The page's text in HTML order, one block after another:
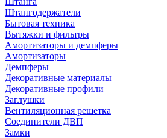
Штангодержатели
Бытовая техника
Вытяжки и фильтры
Амортизаторы и демпферы
Амортизаторы
Демпферы
Декоративные материалы
Декоративные профили
Заглушки
Вентиляционная решетка
Соединители ДВП
Замки